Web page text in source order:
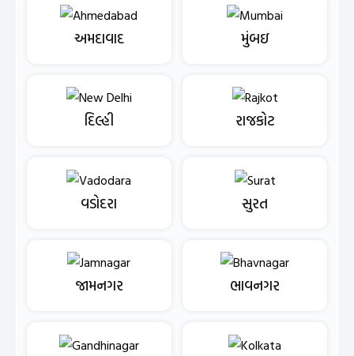
અમદાવાદ મુંબઇ
દિલ્હી રાજકોટ
વડોદરા સુરત
જામનગર ભાવનગર